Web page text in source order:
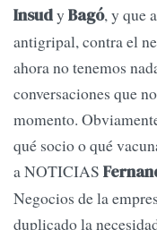
Insudy Bagó, y que
antigripal, contra el
ahora no tenemos
conversaciones que
momento.
qué socio o qué
a NOTICIAS
Negocios de la
duplicado la